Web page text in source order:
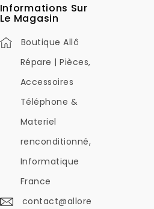
Informations Sur
Le Magasin
Boutique Allô
Répare | Pièces,
Accessoires
Téléphone &
Materiel
renconditionné,
Informatique
France
contact@allore